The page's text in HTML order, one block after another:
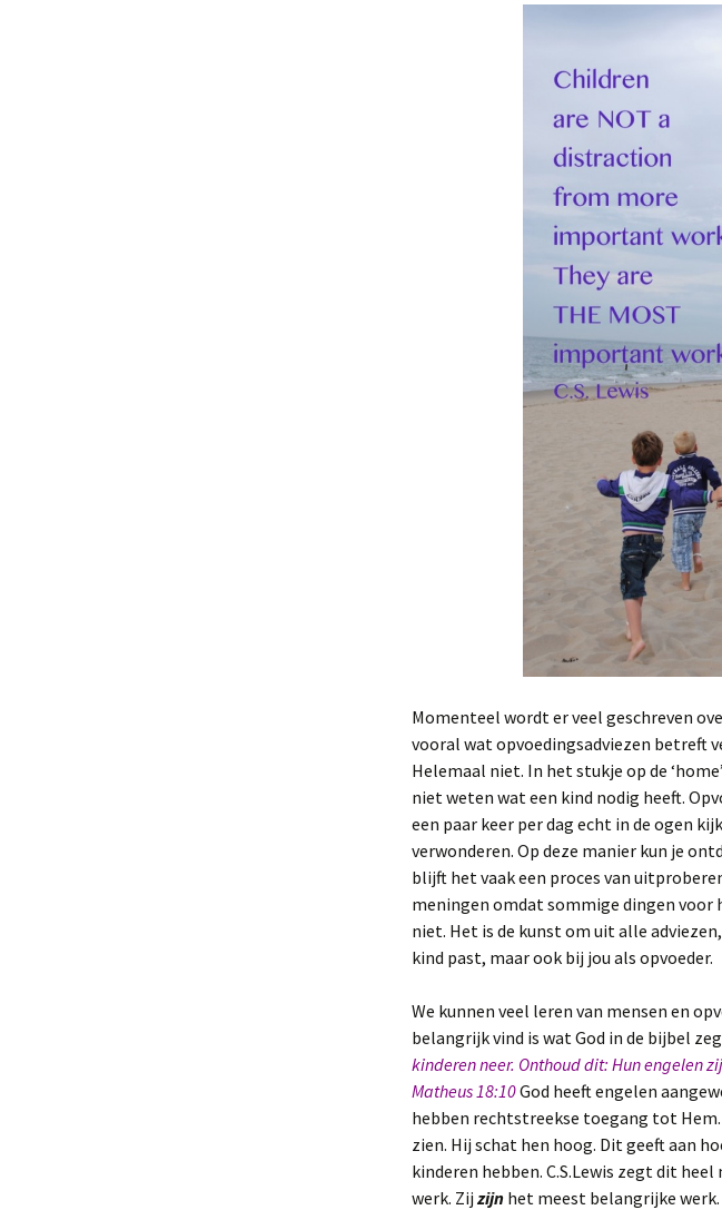
Spelenderwijs genieten
kies je eigen workshop
met kinderen lezen uit de
Thuis op avontuur met
Escaperoom ‘Van Mozes
naar Jezus’ onderbouw
Escaperoom ‘Van Mozes
naar Jezus’ bovenbouw
Momenteel wordt er veel geschreven
vooral wat opvoedingsadviezen betreft
Helemaal niet. In het stukje op de
niet weten wat een kind nodig heeft.
een paar keer per dag echt in de ogen
verwonderen. Op deze manier kun je
blijft het vaak een proces van
meningen omdat sommige dingen voor
niet. Het is de kunst om uit alle
kind past, maar ook bij jou als opvoeder.
We kunnen veel leren van mensen en
belangrijk vind is wat God in de bijbel
kinderen neer. Onthoud dit: Hun engelen
Matheus 18:10God heeft engelen
hebben rechtstreekse toegang tot
zien. Hij schat hen hoog. Dit geeft aan
kinderen hebben. C.S.Lewis zegt dit
werk. Zij zijn het meest belangrijke